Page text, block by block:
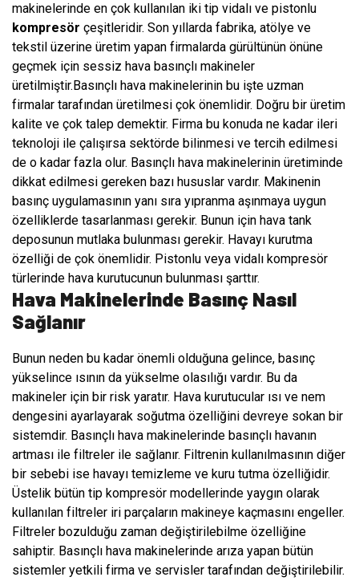
makinelerinde en çok kullanılan iki tip vidalı ve pistonlu
kompresör çeşitleridir. Son yıllarda fabrika, atölye ve
tekstil üzerine üretim yapan firmalarda gürültünün önüne
geçmek için sessiz hava basınçlı makineler
üretilmiştir.Basınçlı hava makinelerinin bu işte uzman
firmalar tarafından üretilmesi çok önemlidir. Doğru bir üretim
kalite ve çok talep demektir. Firma bu konuda ne kadar ileri
teknoloji ile çalışırsa sektörde bilinmesi ve tercih edilmesi
de o kadar fazla olur. Basınçlı hava makinelerinin üretiminde
dikkat edilmesi gereken bazı hususlar vardır. Makinenin
basınç uygulamasının yanı sıra yıpranma aşınmaya uygun
özelliklerde tasarlanması gerekir. Bunun için hava tank
deposunun mutlaka bulunması gerekir. Havayı kurutma
özelliği de çok önemlidir. Pistonlu veya vidalı kompresör
türlerinde hava kurutucunun bulunması şarttır.
Hava Makinelerinde Basınç Nasıl
Sağlanır
Bunun neden bu kadar önemli olduğuna gelince, basınç
yükselince ısının da yükselme olasılığı vardır. Bu da
makineler için bir risk yaratır. Hava kurutucular ısı ve nem
dengesini ayarlayarak soğutma özelliğini devreye sokan bir
sistemdir. Basınçlı hava makinelerinde basınçlı havanın
artması ile filtreler ile sağlanır. Filtrenin kullanılmasının diğer
bir sebebi ise havayı temizleme ve kuru tutma özelliğidir.
Üstelik bütün tip kompresör modellerinde yaygın olarak
kullanılan filtreler iri parçaların makineye kaçmasını engeller.
Filtreler bozulduğu zaman değiştirilebilme özelliğine
sahiptir. Basınçlı hava makinelerinde arıza yapan bütün
sistemler yetkili firma ve servisler tarafından değiştirilebilir.